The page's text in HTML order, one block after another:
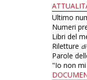
Ultimo
Numeri
Libri del
Riletture
Parole
"Io non